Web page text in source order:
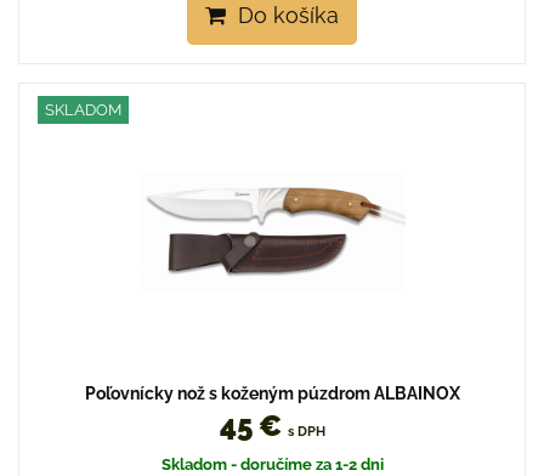
Do košíka
SKLADOM
Poľovnícky nož s koženým púzdrom ALBAINOX
45 € s DPH
Skladom - doručíme za 1-2 dni